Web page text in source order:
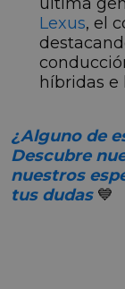
Lexus, el
híbridas e
¿Alguno de
Descubre
nuestros
tus dudas💙